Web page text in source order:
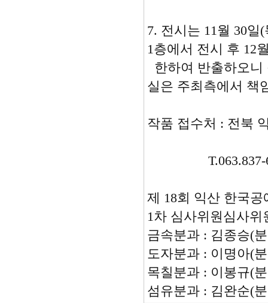
7. 전시는 11월 30일
1층에서 전시 후 12
한하여 반출하오
실은 주최측에서 책
작품 접수처 : 전북
T.063.837-
제 18회 익산 한국공
1차 심사위원심사
금속분과 : 김종승(
도자분과 : 이명아(
목칠분과 : 이봉규(
섬유분과 : 김완순(